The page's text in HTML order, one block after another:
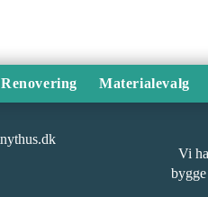
Renovering Materialevalg
Vi